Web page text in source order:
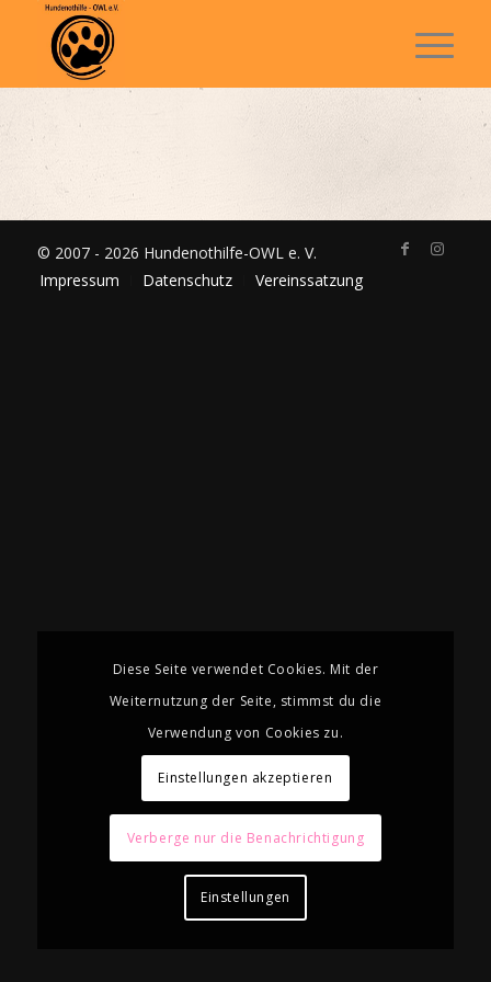
© 2007 - 2026 Hundenothilfe-OWL e. V.
Impressum
Datenschutz Vereinssatzung
Diese Seite verwendet Cookies. Mit der
Weiternutzung der Seite, stimmst du die
Verwendung von Cookies zu.
Einstellungen akzeptieren
Verberge nur die Benachrichtigung
Einstellungen